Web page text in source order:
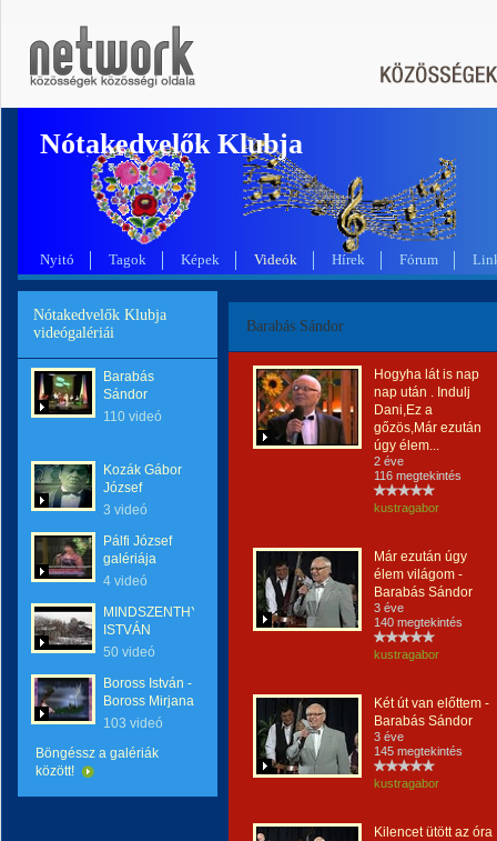
Nótakedvelők Klubja
Nyitó Tagok Képek Videók Hírek Fórum
Nótakedvelők Klubja
videógalériái
Barabás
Sándor
110 videó
Kozák Gábor
József
3 videó
Pálfi József
galériája
4 videó
MINDSZENTHY
ISTVÁN
50 videó
Boross István -
Boross Mirjana
103 videó
Böngéssz a galériák
között!
Barabás Sándor
Hogyha lát is nap
nap után . Indulj
Dani,Ez a
gőzös,Már ezután
úgy élem...
2 éve
116 megtekintés
kustragabor
Már ezután úgy
élem világom -
Barabás Sándor
3 éve
140 megtekintés
kustragabor
Két út van előttem -
Barabás Sándor
3 éve
145 megtekintés
kustragabor
Kilencet ütött az óra